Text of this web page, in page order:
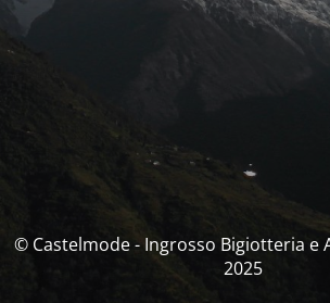
© Castelmode - Ingrosso Bigiotteria e
2025